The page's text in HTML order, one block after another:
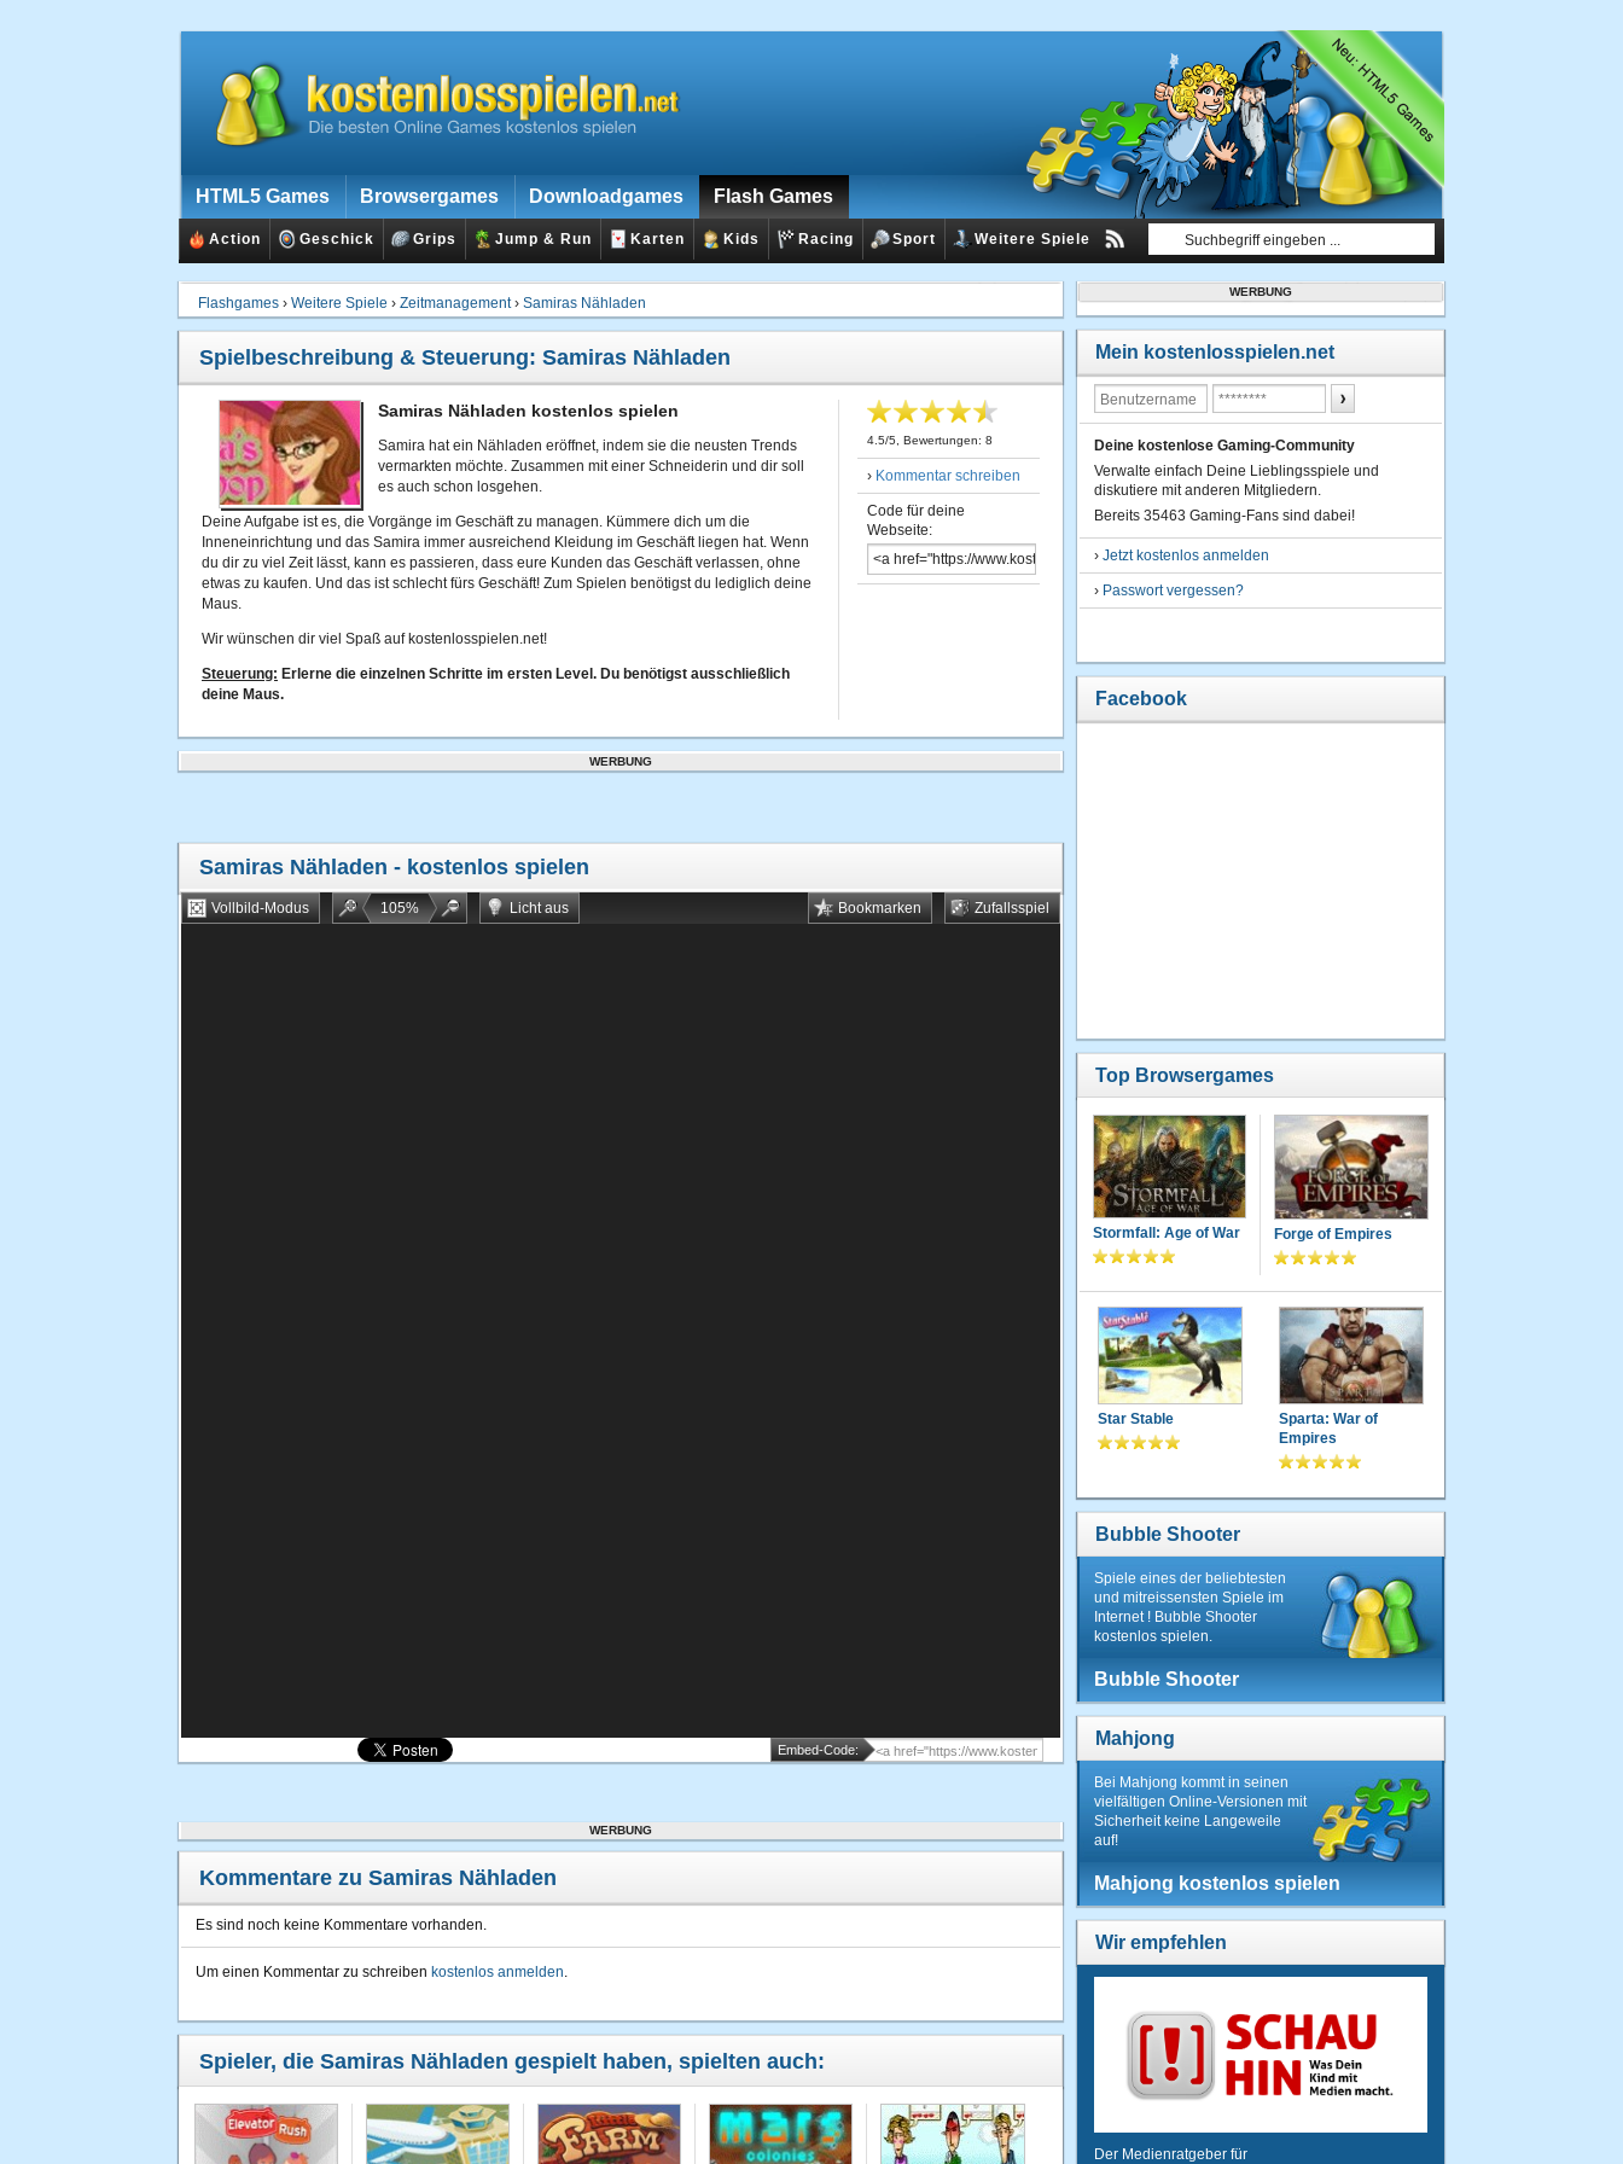
HTML5 Games Browsergames Downloadgames Flash Games
Action Geschick Grips Jump & Run Karten Kids Racing Sport Weitere Spiele
Flashgames › Weitere Spiele › Zeitmanagement› Samiras Nähladen
Spielbeschreibung & Steuerung: Samiras Nähladen
Samiras Nähladen kostenlos spielen
Samira hat ein Nähladen eröffnet, indem sie die neusten Trends
vermarkten möchte. Zusammen mit einer Schneiderin und dir soll
es auch schon losgehen.
Deine Aufgabe ist es, die Vorgänge im Geschäft zu managen. Kümmere dich um die
Inneneinrichtung und das Samira immer ausreichend Kleidung im Geschäft liegen hat. Wenn
du dir zu viel Zeit lässt, kann es passieren, dass eure Kunden das Geschäft verlassen, ohne
etwas zu kaufen. Und das ist schlecht fürs Geschäft! Zum Spielen benötigst du lediglich deine
Maus.
Wir wünschen dir viel Spaß auf kostenlosspielen.net!
Steuerung: Erlerne die einzelnen Schritte im ersten Level. Du benötigst ausschließlich
deine Maus.
4.5/5 , Bewertungen: 8
› Kommentar schreiben
Code für deine
Webseite:
WERBUNG
Samiras Nähladen - kostenlos spielen
Vollbild-Modus 105% Licht aus Zufallsspiel
Bookmarken
Embed-Code:
WERBUNG
Kommentare zu Samiras Nähladen
Es sind noch keine Kommentare vorhanden.
Um einen Kommentar zu schreiben kostenlos anmelden.
Spieler, die Samiras Nähladen gespielt haben, spielten auch:
WERBUNG
Mein kostenlosspielen.net
Deine kostenlose Gaming-Community
Verwalte einfach Deine Lieblingsspiele und
diskutiere mit anderen Mitgliedern.
Bereits 35463 Gaming-Fans sind dabei!
› Jetzt kostenlos anmelden
› Passwort vergessen?
Facebook
Top Browsergames
Stormfall: Age of War Forge of Empires
Star Stable
Sparta: War of
Empires
Bubble Shooter
Spiele eines der beliebtesten
und mitreissensten Spiele im
Internet ! Bubble Shooter
kostenlos spielen.
Bubble Shooter
Mahjong
Bei Mahjong kommt in seinen
vielfältigen Online-Versionen mit
Sicherheit keine Langeweile
auf!
Mahjong kostenlos spielen
Wir empfehlen
Der Medienratgeber für